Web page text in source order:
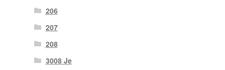
206
207
208
3008 Je